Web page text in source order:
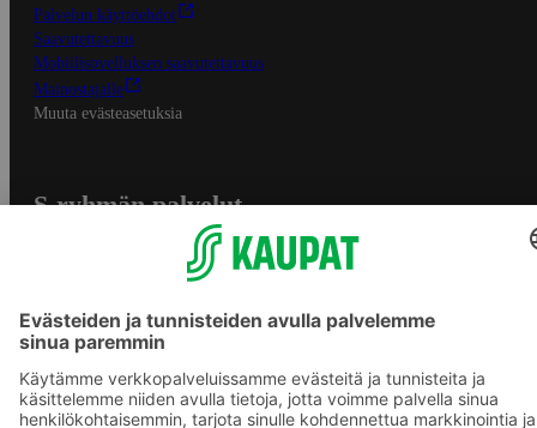
Palvelun käyttöehdot
Saavutettavuus
Mobiilisovelluksen saavutettavuus
Mainostajalle
Muuta evästeasetuksia
S-ryhmän palvelut
Yhteishyvä Ruoka -sovellus
S-ostoslista -sovellus
Prisma.fi
Sokos.fi